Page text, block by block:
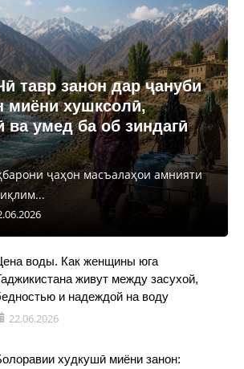
тавр занон дар ҷануби
миёни хушксолӣ,
ва умед ба об зиндагӣ
ҷаҳон масъалаҳои амнияти
воды. Как женщины юга
живут между засухой,
и надеждой на воду
22.06.2026
худкушӣ миёни занон: